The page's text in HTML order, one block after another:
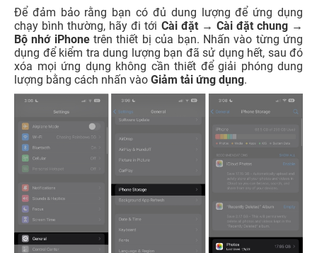
Để đảm bảo rằng bạn có đủ dung lượng để ứng dụng
chạy bình thường, hãy đi tới Cài đặt → Cài đặt chung →
Bộ nhớ iPhonetrên thiết bị của bạn. Nhấn vào từng ứng
dụng để kiểm tra dung lượng bạn đã sử dụng hết, sau đó
xóa mọi ứng dụng không cần thiết để giải phóng dung
lượng bằng cách nhấn vào Giảm tải ứng dụng.